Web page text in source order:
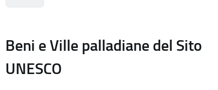
Beni e Ville palladiane del Sito
UNESCO